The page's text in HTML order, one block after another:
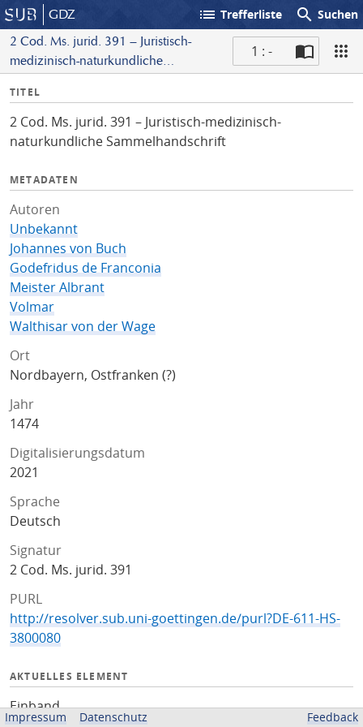
GDZ list Trefferliste search Suchen
2 Cod. Ms. jurid. 391 – Juristisch-
medizinisch-naturkundliche
1 : -
I
f
o
TITEL
2 Cod. Ms. jurid. 391 – Juristisch-medizinisch-
naturkundliche Sammelhandschrift
METADATEN
Autoren
Unbekannt
Johannes von Buch
Godefridus de Franconia
Meister Albrant
Volmar
Walthisar von der Wage
Ort
Nordbayern, Ostfranken (?)
Jahr
1474
Digitalisierungsdatum
2021
Sprache
Deutsch
Signatur
2 Cod. Ms. jurid. 391
PURL
http://resolver.sub.uni-goettingen.de/purl?DE-611-HS-
3800080
AKTUELLES ELEMENT
Einband
Impressum Datenschutz Feedback